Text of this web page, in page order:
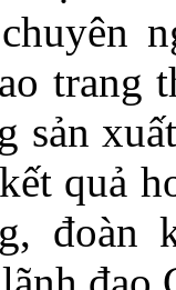
trang
sản
quả
đoàn